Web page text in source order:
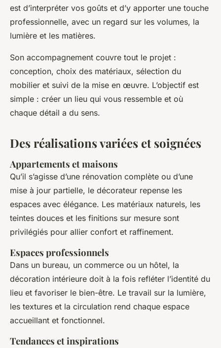
est d’interpréter vos goûts et d’y apporter une touche
professionnelle, avec un regard sur les volumes, la
lumière et les matières.
Son accompagnement couvre tout le projet :
conception, choix des matériaux, sélection du
mobilier et suivi de la mise en œuvre. L’objectif est
simple : créer un lieu qui vous ressemble et où
chaque détail a du sens.
Des réalisations variées et soignées
Appartements et maisons
Qu’il s’agisse d’une rénovation complète ou d’une
mise à jour partielle, le décorateur repense les
espaces avec élégance. Les matériaux naturels, les
teintes douces et les finitions sur mesure sont
privilégiés pour allier confort et raffinement.
Espaces professionnels
Dans un bureau, un commerce ou un hôtel, la
décoration intérieure doit à la fois refléter l’identité du
lieu et favoriser le bien-être. Le travail sur la lumière,
les textures et la circulation rend chaque espace
accueillant et fonctionnel.
Tendances et inspirations